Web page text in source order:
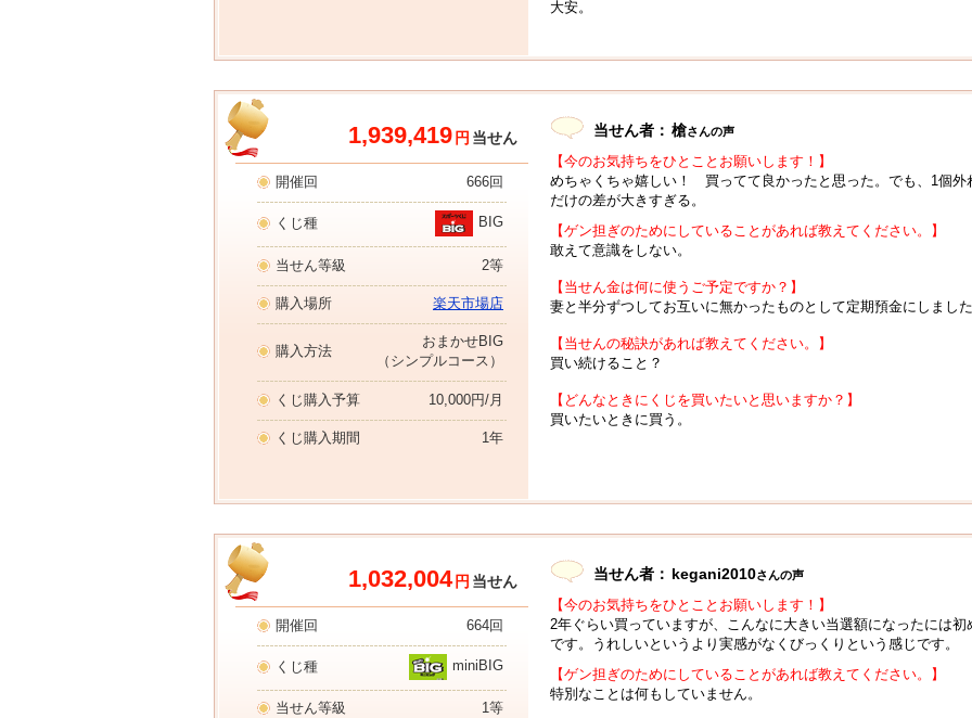
大安。
1,939,419 円 当せん
開催回 666回
くじ種 BIG
当せん等級 2等
購入場所 楽天市場店
購入方法
おまかせBIG
（シンプルコース）
くじ購入予算 10,000円/月
くじ購入期間 1年
当せん者： 槍さんの声
【今のお気持ちをひとことお願いします！】
めちゃくちゃ嬉しい！ 買ってて良かったと思った。でも、1個外
だけの差が大きすぎる。
【ゲン担ぎのためにしていることがあれば教えてください。】
敢えて意識をしない。
【当せん金は何に使うご予定ですか？】
妻と半分ずつしてお互いに無かったものとして定期預金にしまし
【当せんの秘訣があれば教えてください。】
買い続けること？
【どんなときにくじを買いたいと思いますか？】
買いたいときに買う。
1,032,004 円 当せん
開催回 664回
くじ種 miniBIG
当せん等級 1等
当せん者： kegani2010さんの声
【今のお気持ちをひとことお願いします！】
2年ぐらい買っていますが、こんなに大きい当選額になったには初
です。うれしいというより実感がなくびっくりという感じです。
【ゲン担ぎのためにしていることがあれば教えてください。】
特別なことは何もしていません。